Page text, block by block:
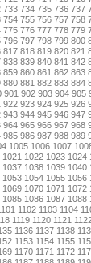
733 734 735 736 737
754 755 756 757 758
775 776 777 778 779
796 797 798 799 800
817 818 819 820 821
838 839 840 841 842
859 860 861 862 863
880 881 882 883 884
901 902 903 904 905
922 923 924 925 926
943 944 945 946 947
964 965 966 967 968
985 986 987 988 989
1005 1006 1007
1021 1022 1023 1024
1037 1038 1039 1040
1053 1054 1055 1056
1069 1070 1071 1072
1085 1086 1087 1088
1102 1103 1104
1119 1120 1121
1136 1137 1138
1153 1154 1155
1170 1171 1172